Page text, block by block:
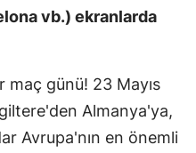
vb.) ekranlarda
günü! 23 Mayıs
Almanya'ya,
Avrupa'nın en önemli